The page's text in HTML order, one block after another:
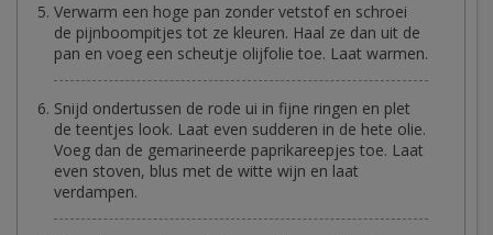
Verwarm een hoge pan zonder vetstof en schroei
de pijnboompitjes tot ze kleuren. Haal ze dan uit de
pan en voeg een scheutje olijfolie toe. Laat warmen.
Snijd ondertussen de rode ui in fijne ringen en plet
de teentjes look. Laat even sudderen in de hete olie.
Voeg dan de gemarineerde paprikareepjes toe. Laat
even stoven, blus met de witte wijn en laat
verdampen.